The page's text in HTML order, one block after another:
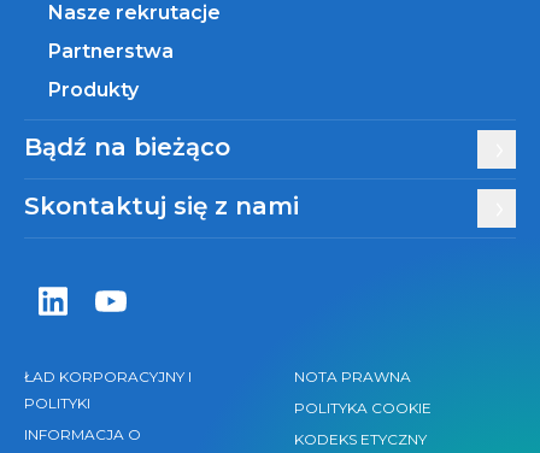
Zentiva LinkedIn
Zentiva YouTube
Nasze rekrutacje
Partnerstwa
Produkty
Bądź na bieżąco
Skontaktuj się z nami
ŁAD KORPORACYJNY I
POLITYKI
INFORMACJA O
NOTA PRAWNA
POLITYKA COOKIE
KODEKS ETYCZNY